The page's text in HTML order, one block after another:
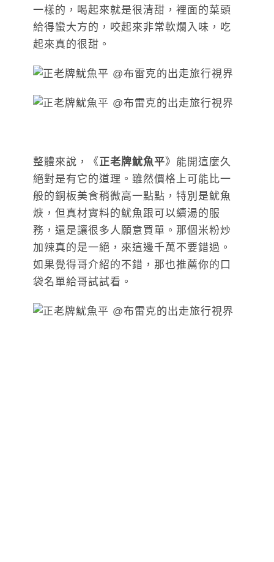
一樣的，喝起來就是很清甜，裡面的菜頭
給得蠻大方的，咬起來非常軟爛入味，吃
起來真的很甜。
整體來說，《正老牌魷魚平》能開這麼久
絕對是有它的道理。雖然價格上可能比一
般的銅板美食稍微高一點點，特別是魷魚
焿，但真材實料的魷魚跟可以續湯的服
務，還是讓很多人願意買單。那個米粉炒
加辣真的是一絕，來這邊千萬不要錯過。
如果覺得哥介紹的不錯，那也推薦你的口
袋名單給哥試試看。